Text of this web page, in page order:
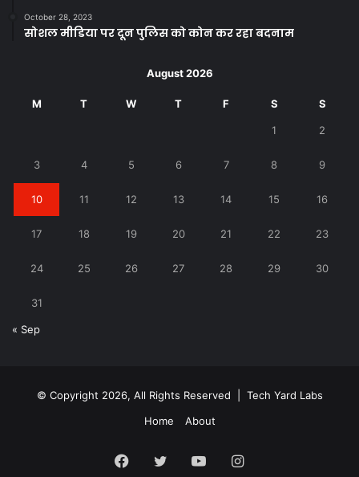
October 28, 2023
सोशल मीडिया पर दून पुलिस को कोन कर रहा बदनाम
August 2026
M T W T F S S
1 2
3 4 5 6 7 8 9
10 11 12 13 14 15 16
17 18 19 20 21 22 23
24 25 26 27 28 29 30
31
« Sep
© Copyright 2026, All Rights Reserved | Tech Yard Labs
Home
About
Facebook
Twitter YouTubeInstagram